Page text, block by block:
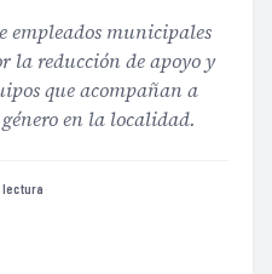
empleados municipales
la reducción de apoyo y
que acompañan a
en la localidad.
·